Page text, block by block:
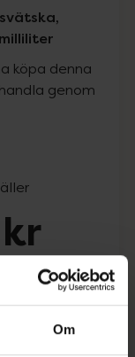
Om
köpa denna
genom